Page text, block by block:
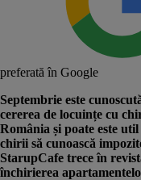
preferată în Google
Septembrie este
cererea de locuințe cu
România și poate este
chirii să cunoască
StarupCafe trece în
închirierea